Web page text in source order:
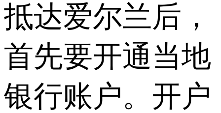
抵达爱尔兰后，
首先要开通当地
银行账户。开户